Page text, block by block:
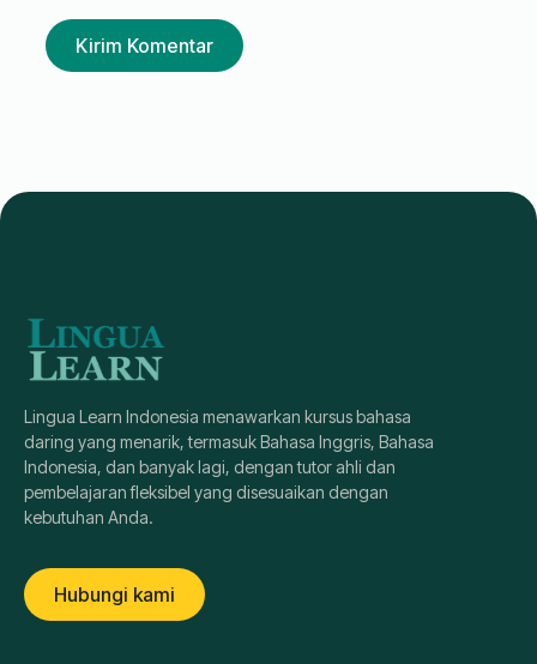
Lingua Learn Indonesia menawarkan kursus bahasa
daring yang menarik, termasuk Bahasa Inggris, Bahasa
Indonesia, dan banyak lagi, dengan tutor ahli dan
pembelajaran fleksibel yang disesuaikan dengan
kebutuhan Anda.
Hubungi kami